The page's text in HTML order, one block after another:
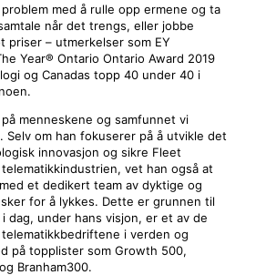
med å rulle opp ermene og ta
når det trengs, eller jobbe
priser – utmerkelser som EY
Year® Ontario Ontario Award 2019
og Canadas topp 40 under 40 i
menneskene og samfunnet vi
Selv om han fokuserer på å utvikle det
innovasjon og sikre Fleet
vet han også at
et dedikert team av dyktige og
for å lykkes. Dette er grunnen til
dag, under hans visjon, er et av de
i verden og
på topplister som Growth 500,
Branham300.